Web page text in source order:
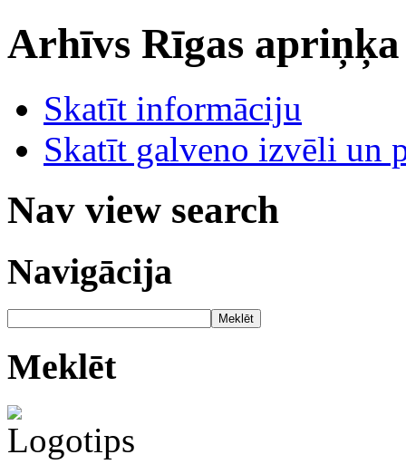
Arhīvs Rīgas
Skatīt informāciju
Skatīt galveno izvēli un
Nav view search
Navigācija
Meklēt
Meklēt